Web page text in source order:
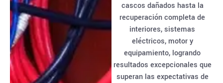
cascos dañados hasta la
recuperación completa de
interiores, sistemas
eléctricos, motor y
equipamiento, logrando
resultados excepcionales que
superan las expectativas de